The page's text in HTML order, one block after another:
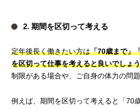
2. 期間を区切って考える
定年後長く働きたい方は「70歳まで」
を区切って仕事を考えると良いでしょ
制限がある場合や、ご自身の体力の問
例えば、期間を区切って考えると「70